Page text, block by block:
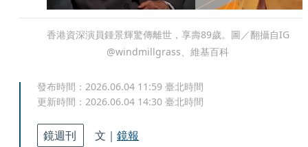
香港資深演員鍾景輝驚傳離世，享壽89歲。圖／翻攝自IG
@windmillgrass、維基百科
發布時間： 2026.06.04 11:59 臺北時間
更新時間： 2026.06.04 14:30 臺北時間
鏡週刊 文｜ 鏡報